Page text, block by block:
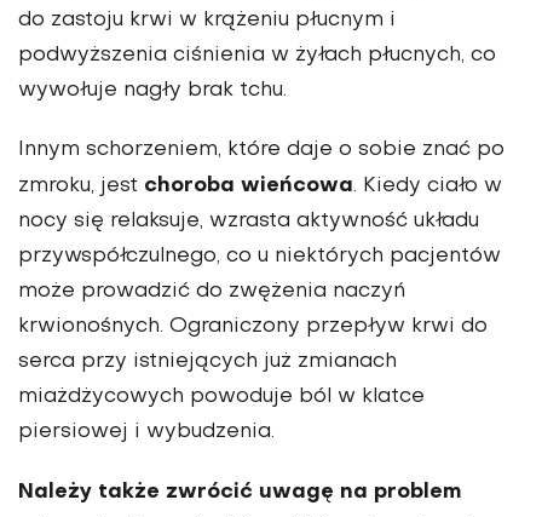
do zastoju krwi w krążeniu płucnym i
podwyższenia ciśnienia w żyłach płucnych, co
wywołuje nagły brak tchu.
Innym schorzeniem, które daje o sobie znać po
zmroku, jest choroba wieńcowa. Kiedy ciało w
nocy się relaksuje, wzrasta aktywność układu
przywspółczulnego, co u niektórych pacjentów
może prowadzić do zwężenia naczyń
krwionośnych. Ograniczony przepływ krwi do
serca przy istniejących już zmianach
miażdżycowych powoduje ból w klatce
piersiowej i wybudzenia.
Należy także zwrócić uwagę na problem